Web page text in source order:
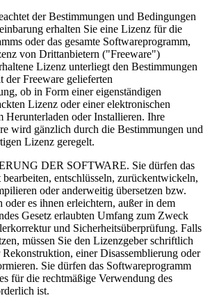
der Bestimmungen und Bedingungen
erhalten Sie eine Lizenz für die
oder das gesamte Softwareprogramm,
von Drittanbietern ("Freeware")
Lizenz unterliegt den Bestimmungen
der Freeware gelieferten
ob in Form einer eigenständigen
Lizenz oder einer elektronischen
Herunterladen oder Installieren. Ihre
wird gänzlich durch die Bestimmungen und
Lizenz geregelt.
DER SOFTWARE. Sie dürfen das
entschlüsseln, zurückentwickeln,
oder anderweitig übersetzen bzw.
oder es ihnen erleichtern, außer in dem
Gesetz erlaubten Umfang zum Zweck
und Sicherheitsüberprüfung. Falls
müssen Sie den Lizenzgeber schriftlich
einer Disassemblierung oder
Sie dürfen das Softwareprogramm
für die rechtmäßige Verwendung des
ist.